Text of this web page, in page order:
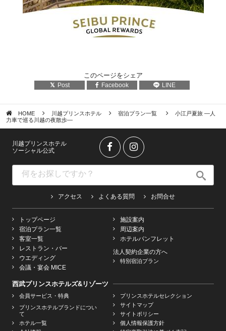
このページをシェア
Post Facebook LINE
HOME 川越プリンスホテル 宿泊プラン一覧
小江戸夏旅 ―人
力車で巡る川越の夜散歩―
川越プリンスホテル
ソーシャル公式
アクセス よくある質問 お問合せ
トップページ
宿泊プラン一覧
客室一覧
レストラン・バー
ウエディング
会議・宴会 MICE
施設案内
周辺案内
ホテルパンフレット
法人契約企業の方へ
特別宿泊プラン
西武プリンスホテルズ&リゾーツ
会員サービス・特典
プリンスホテルブランドについ
て
ホテル一覧
プリンスホテルセレクション
サイトマップ
サイトポリシー
個人情報保護方針